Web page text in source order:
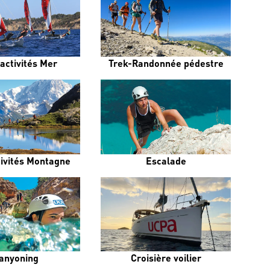
Mer Trek-Randonnée pédestre
Montagne Escalade
Croisière voilier